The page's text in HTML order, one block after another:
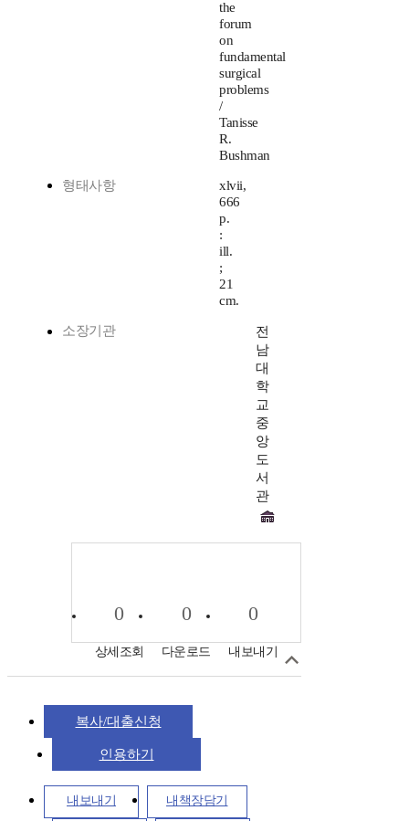
the
forum
on
fundamental
surgical
problems
/
Tanisse
R.
Bushman
형태사항
xlvii,
666
p.
:
ill.
;
21
cm.
소장기관
전
남
대
학
교
중
앙
도
서
관
0
상세조회
0
다운로드
0
내보내기
복사/대출신청
인용하기
내보내기 내책장담기